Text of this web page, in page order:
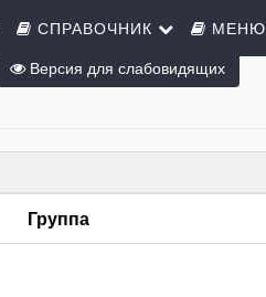
СПРАВОЧНИК МЕНЮ
Группа
Версия для слабовидящих